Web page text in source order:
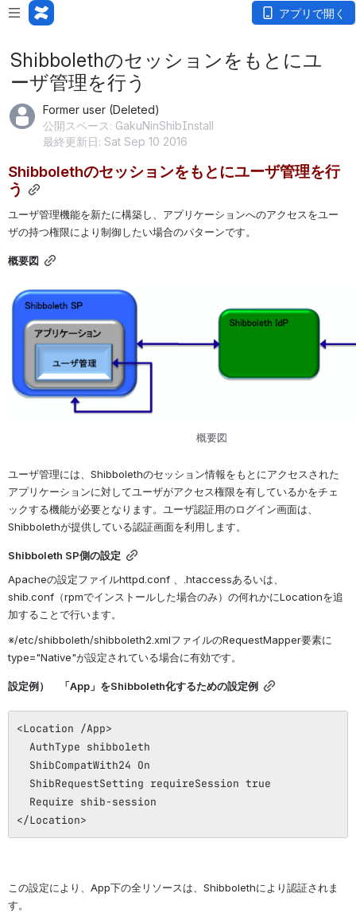
アプリで開く
Shibbolethのセッションをもとにユ
ーザ管理を行う
Former user (Deleted)
公開スペース: GakuNinShibInstall
最終更新日: Sat Sep 10 2016
Shibbolethのセッションをもとにユーザ管理を行
う
ユーザ管理機能を新たに構築し、アプリケーションへのアクセスをユー
ザの持つ権限により制御したい場合のパターンです。
概要図
を開く
概要図
ユーザ管理には、Shibbolethのセッション情報をもとにアクセスされた
アプリケーションに対してユーザがアクセス権限を有しているかをチェ
ックする機能が必要となります。ユーザ認証用のログイン画面は、
Shibbolethが提供している認証画面を利用します。
Shibboleth SP側の設定
Apacheの設定ファイルhttpd.conf 、.htaccessあるいは、
shib.conf（rpmでインストールした場合のみ）の何れかにLocationを追
加することで行います。
※/etc/shibboleth/shibboleth2.xmlファイルのRequestMapper要素に
type="Native"が設定されている場合に有効です。
設定例）　「App」をShibboleth化するための設定例
<Location /App>
AuthType shibboleth
ShibCompatWith24 On
ShibRequestSetting requireSession true
Require shib-session
</Location>
この設定により、App下の全リソースは、Shibbolethにより認証されま
す。